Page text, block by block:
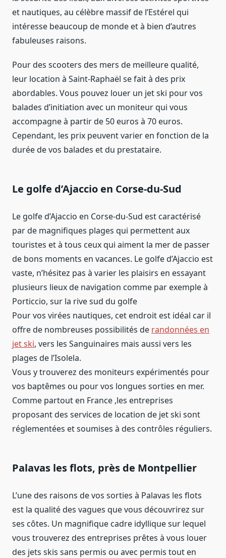
et nautiques, au célèbre massif de l’Estérel qui
intéresse beaucoup de monde et à bien d’autres
fabuleuses raisons.
Pour des scooters des mers de meilleure qualité,
leur location à Saint-Raphaël se fait à des prix
abordables. Vous pouvez louer un jet ski pour vos
balades d’initiation avec un moniteur qui vous
accompagne à partir de 50 euros à 70 euros.
Cependant, les prix peuvent varier en fonction de la
durée de vos balades et du prestataire.
Le golfe d’Ajaccio en Corse-du-Sud
Le golfe d’Ajaccio en Corse-du-Sud est caractérisé
par de magnifiques plages qui permettent aux
touristes et à tous ceux qui aiment la mer de passer
de bons moments en vacances. Le golfe d’Ajaccio est
vaste, n’hésitez pas à varier les plaisirs en essayant
plusieurs lieux de navigation comme par exemple à
Porticcio, sur la rive sud du golfe
Pour vos virées nautiques, cet endroit est idéal car il
offre de nombreuses possibilités de randonnées en
jet ski, vers les Sanguinaires mais aussi vers les
plages de l’Isolela.
Vous y trouverez des moniteurs expérimentés pour
vos baptêmes ou pour vos longues sorties en mer.
Comme partout en France ,les entreprises
proposant des services de location de jet ski sont
réglementées et soumises à des contrôles réguliers.
Palavas les flots, près de Montpellier
L’une des raisons de vos sorties à Palavas les flots
est la qualité des vagues que vous découvrirez sur
ses côtes. Un magnifique cadre idyllique sur lequel
vous trouverez des entreprises prêtes à vous louer
des jets skis sans permis ou avec permis tout en